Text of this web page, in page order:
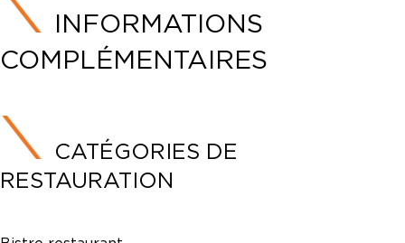
INFORMATIONS
COMPLÉMENTAIRES
CATÉGORIES DE
RESTAURATION